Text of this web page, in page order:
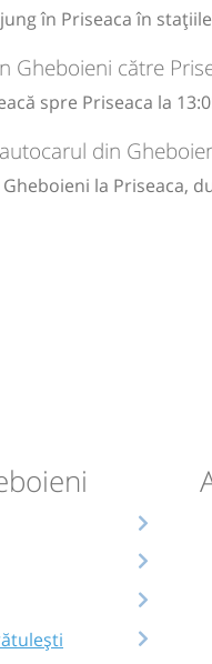
în Priseaca în stațiile
Gheboieni către
spre Priseaca la
din
la Priseaca,